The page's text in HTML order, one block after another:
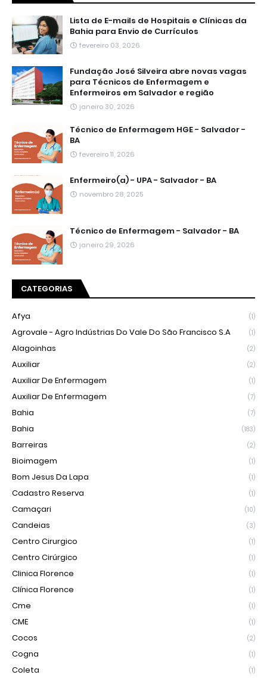
Lista de E-mails de Hospitais e Clínicas da
Bahia para Envio de Currículos
fevereiro 03, 2026
Fundação José Silveira abre novas vagas
para Técnicos de Enfermagem e
Enfermeiros em Salvador e região
janeiro 30, 2026
Técnico de Enfermagem HGE - Salvador -
BA
fevereiro 11, 2026
Enfermeiro(a) - UPA - Salvador - BA
novembro 28, 2025
Técnico de Enfermagem - Salvador - BA
janeiro 29, 2026
CATEGORIAS
Afya (1)
Agrovale - Agro Indústrias Do Vale Do São Francisco S.A (1)
Alagoinhas (2)
Auxiliar (2)
Auxiliar De Enfermagem (1)
Auxiliar De Enfermagem (7)
Bahia (7)
Bahia (183)
Barreiras (2)
Bioimagem (1)
Bom Jesus Da Lapa (1)
Cadastro Reserva (1)
Camaçari (10)
Candeias (3)
Centro Cirurgico (1)
Centro Cirúrgico (1)
Clinica Florence (1)
Clínica Florence (1)
Cme (1)
CME (1)
Cocos (2)
Cogna (1)
Coleta (1)